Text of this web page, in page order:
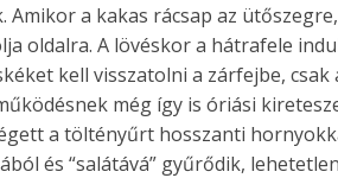
a kakas rácsap az
oldalra. A lövéskor a hátrafele
kell visszatolni a zárfejbe,
még így is óriási
a töltényűrt hosszanti
és “salátává” gyűrődik,